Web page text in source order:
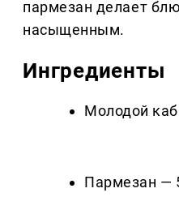
пармезан делает
насыщенным.
Ингредиенты
Молодой
Пармезан —